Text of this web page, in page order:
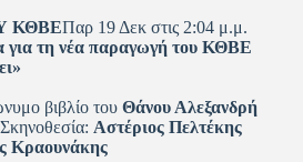
ΚΘΒΕΠαρ 19 Δεκ στις 2:04 μ.μ.
για τη νέα παραγωγή του ΚΘΒΕ
βιβλίο του Θάνου Αλεξανδρή
Αστέριος Πελτέκης
Κραουνάκης